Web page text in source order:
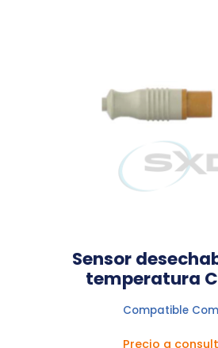
Sensor
temperatura
Compatible
Precio a